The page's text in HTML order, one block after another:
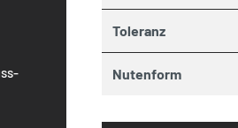
Toleranz
Nutenform